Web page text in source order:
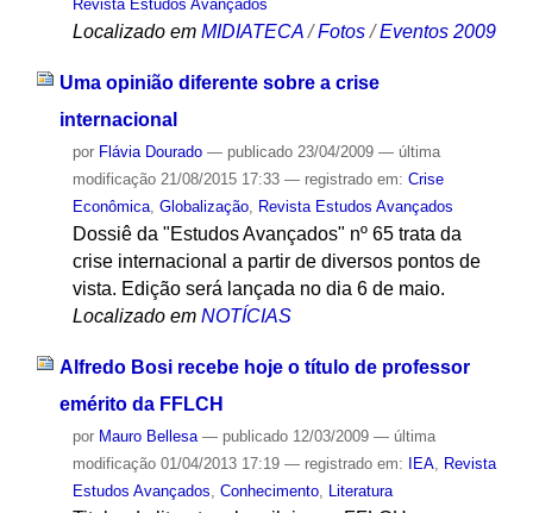
Revista Estudos Avançados
Localizado em MIDIATECA /Fotos /Eventos 2009
Uma opinião diferente sobre a crise
internacional
por Flávia Dourado — publicado23/04/2009 — última
modificação21/08/2015 17:33 — registrado em: Crise
Econômica, Globalização, Revista Estudos Avançados
Dossiê da "Estudos Avançados" nº 65 trata da
crise internacional a partir de diversos pontos de
vista. Edição será lançada no dia 6 de maio.
Localizado em NOTÍCIAS
Alfredo Bosi recebe hoje o título de professor
emérito da FFLCH
por Mauro Bellesa — publicado12/03/2009 — última
modificação01/04/2013 17:19 — registrado em: IEA,
Revista
Estudos Avançados Conhecimento, Literatura